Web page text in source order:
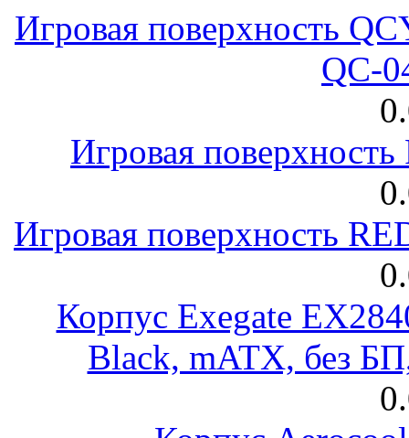
Игровая поверхность
QC-
Игровая
Игровая поверхность
Корпус Exegate
Black, mATX, без